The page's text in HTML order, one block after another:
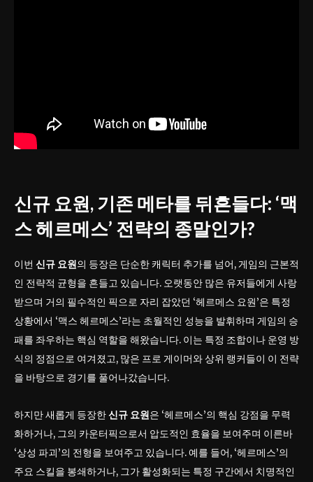
신규 요원, 기존 메타를 뒤흔들다: ‘맥
스 헤르메스’ 전략의 종말인가?
이번 신규 요원의 등장은 단순한 캐릭터 추가를 넘어, 게임의 근본적
인 전략적 균형을 흔들고 있습니다. 오랫동안 많은 유저들에게 사랑
받으며 거의 필수적인 픽으로 자리 잡았던 ‘헤르메스 요원’은 특정
상황에서 ‘맥스 헤르메스’라는 초월적인 성능을 발휘하며 게임의 승
패를 좌우하는 핵심 역할을 해왔습니다. 이는 특정 조합이나 운영 방
식의 정점으로 여겨졌고, 많은 프로 게이머와 상위 랭커들이 이 전략
을 바탕으로 경기를 풀어나갔습니다.
하지만 새롭게 등장한신규 요원은 ‘헤르메스’의 핵심 강점을 무력
화하거나, 그의 카운터픽으로서 압도적인 효율을 보여주며 이른바
‘상성 파괴’의 전형을 보여주고 있습니다. 예를 들어, ‘헤르메스’의
주요 스킬을 봉쇄하거나, 그가 활성화되는 특정 구간에서 치명적인